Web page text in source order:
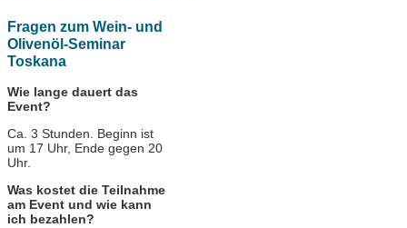
Fragen zum Wein- und
Olivenöl-Seminar
Toskana
Wie lange dauert das
Event?
Ca. 3 Stunden. Beginn ist
um 17 Uhr, Ende gegen 20
Uhr.
Was kostet die Teilnahme
am Event und wie kann
ich bezahlen?